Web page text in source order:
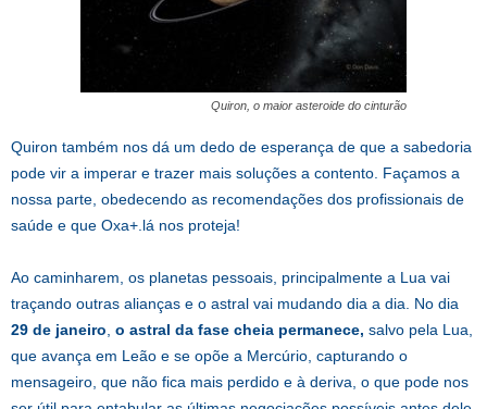
Quiron, o maior asteroide do cinturão
Quiron também nos dá um dedo de esperança de que a sabedoria
pode vir a imperar e trazer mais soluções a contento. Façamos a
nossa parte, obedecendo as recomendações dos profissionais de
saúde e que Oxa+.lá nos proteja!
Ao caminharem, os planetas pessoais, principalmente a Lua vai
traçando outras alianças e o astral vai mudando dia a dia. No dia
29 de janeiro o astral da fase cheia permanece, salvo pela Lua,
que avança em Leão e se opõe a Mercúrio, capturando o
mensageiro, que não fica mais perdido e à deriva, o que pode nos